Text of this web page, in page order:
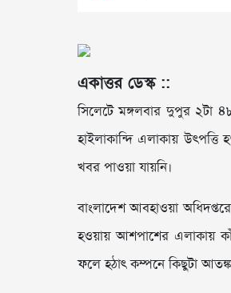
একাত্তর ডেস্ক ::
সিলেটে মঙ্গলবার দুপুর ২টা
হাইলাকান্দি এলাকায়
খবর পাওয়া যায়নি।
বাংলাদেশ আবহাওয়া
হওয়ায় আশপাশের এলাকায়
ফলে হঠাৎ কম্পনে কিছুটা